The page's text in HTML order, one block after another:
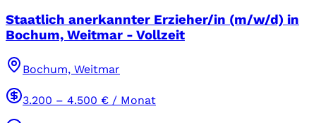
Staatlich anerkannter Erzieher/in (m/w/d) in
Bochum, Weitmar - Vollzeit
Bochum, Weitmar
3.200 – 4.500 € / Monat